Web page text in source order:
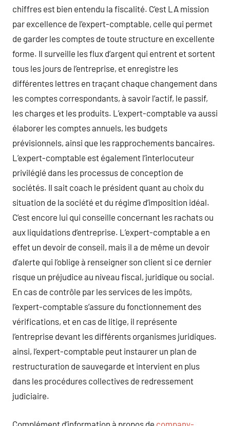
chiffres est bien entendu la fiscalité. C’est LA mission
par excellence de l’expert-comptable, celle qui permet
de garder les comptes de toute structure en excellente
forme. Il surveille les flux d’argent qui entrent et sortent
tous les jours de l’entreprise, et enregistre les
différentes lettres en traçant chaque changement dans
les comptes correspondants, à savoir l’actif, le passif,
les charges et les produits. L’expert-comptable va aussi
élaborer les comptes annuels, les budgets
prévisionnels, ainsi que les rapprochements bancaires.
L’expert-comptable est également l’interlocuteur
privilégié dans les processus de conception de
sociétés. Il sait coach le président quant au choix du
situation de la société et du régime d’imposition idéal.
C’est encore lui qui conseille concernant les rachats ou
aux liquidations d’entreprise. L’expert-comptable a en
effet un devoir de conseil, mais il a de même un devoir
d’alerte qui l’oblige à renseigner son client si ce dernier
risque un préjudice au niveau fiscal, juridique ou social.
En cas de contrôle par les services de les impôts,
l’expert-comptable s’assure du fonctionnement des
vérifications, et en cas de litige, il représente
l’entreprise devant les différents organismes juridiques.
ainsi, l’expert-comptable peut instaurer un plan de
restructuration de sauvegarde et intervient en plus
dans les procédures collectives de redressement
judiciaire.
Complément d’information à propos de company-